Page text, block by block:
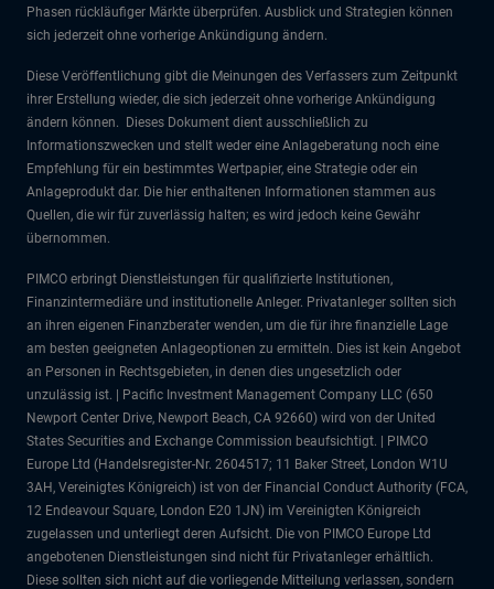
Phasen rückläufiger Märkte überprüfen. Ausblick und Strategien können
sich jederzeit ohne vorherige Ankündigung ändern.
Diese Veröffentlichung gibt die Meinungen des Verfassers zum Zeitpunkt
ihrer Erstellung wieder, die sich jederzeit ohne vorherige Ankündigung
ändern können. Dieses Dokument dient ausschließlich zu
Informationszwecken und stellt weder eine Anlageberatung noch eine
Empfehlung für ein bestimmtes Wertpapier, eine Strategie oder ein
Anlageprodukt dar. Die hier enthaltenen Informationen stammen aus
Quellen, die wir für zuverlässig halten; es wird jedoch keine Gewähr
übernommen.
PIMCO erbringt Dienstleistungen für qualifizierte Institutionen,
Finanzintermediäre und institutionelle Anleger. Privatanleger sollten sich
an ihren eigenen Finanzberater wenden, um die für ihre finanzielle Lage
am besten geeigneten Anlageoptionen zu ermitteln. Dies ist kein Angebot
an Personen in Rechtsgebieten, in denen dies ungesetzlich oder
unzulässig ist. | Pacific Investment Management Company LLC (650
Newport Center Drive, Newport Beach, CA 92660) wird von der United
States Securities and Exchange Commission beaufsichtigt. | PIMCO
Europe Ltd (Handelsregister-Nr. 2604517; 11 Baker Street, London W1U
3AH, Vereinigtes Königreich) ist von der Financial Conduct Authority (FCA,
12 Endeavour Square, London E20 1JN) im Vereinigten Königreich
zugelassen und unterliegt deren Aufsicht. Die von PIMCO Europe Ltd
angebotenen Dienstleistungen sind nicht für Privatanleger erhältlich.
Diese sollten sich nicht auf die vorliegende Mitteilung verlassen, sondern